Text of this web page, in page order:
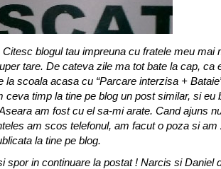
Citesc blogul tau impreuna cu fratele meu mai
tare. De cateva zile ma tot bate la cap, ca
la scoala acasa cu “Parcare interzisa +
ceva timp la tine pe blog un post similar, si eu
am fost cu el sa-mi arate. Cand ajuns
am scos telefonul, am facut o poza si
la tine pe blog.
spor in continuare la postat ! Narcis si Daniel